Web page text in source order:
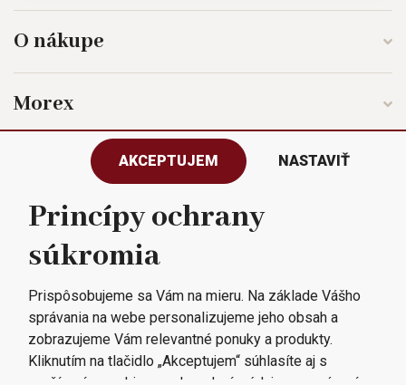
O nákupe
Morex
Sledujte nás
Všetky práva vyhradené © 2023
Morex, spol. s r.o.
AKCEPTUJEM NASTAVIŤ
Princípy ochrany
súkromia
Prispôsobujeme sa Vám na mieru. Na základe Vášho
správania na webe personalizujeme jeho obsah a
zobrazujeme Vám relevantné ponuky a produkty.
Kliknutím na tlačidlo „Akceptujem“ súhlasíte aj s